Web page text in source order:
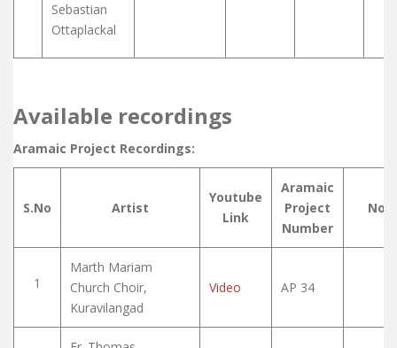
Sebastian
Ottaplackal
Available recordings
Aramaic Project Recordings:
S.No Artist
Youtube
Link
Aramaic
Project
Number
1
Marth Mariam
Church Choir,
Kuravilangad
Video AP 34